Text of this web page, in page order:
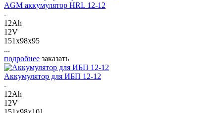
AGM аккумулятор HRL 12-12
-
12Ah
12V
151x98x95
...
подробнее заказать
Аккумулятор для ИБП 12-12
-
12Ah
12V